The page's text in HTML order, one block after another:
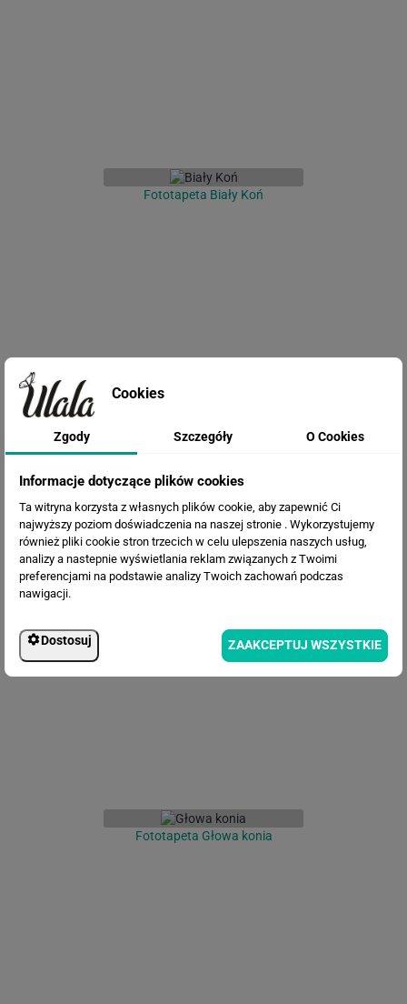
Fototapeta Biały Koń
Fototapeta Głowa konia
Cookies
Zgody Szczegóły O Cookies
Informacje dotyczące plików cookies
Ta witryna korzysta z własnych plików cookie, aby zapewnić Ci
najwyższy poziom doświadczenia na naszej stronie . Wykorzystujemy
również pliki cookie stron trzecich w celu ulepszenia naszych usług,
analizy a nastepnie wyświetlania reklam związanych z Twoimi
preferencjami na podstawie analizy Twoich zachowań podczas
nawigacji.
Dostosuj ZAAKCEPTUJ WSZYSTKIE